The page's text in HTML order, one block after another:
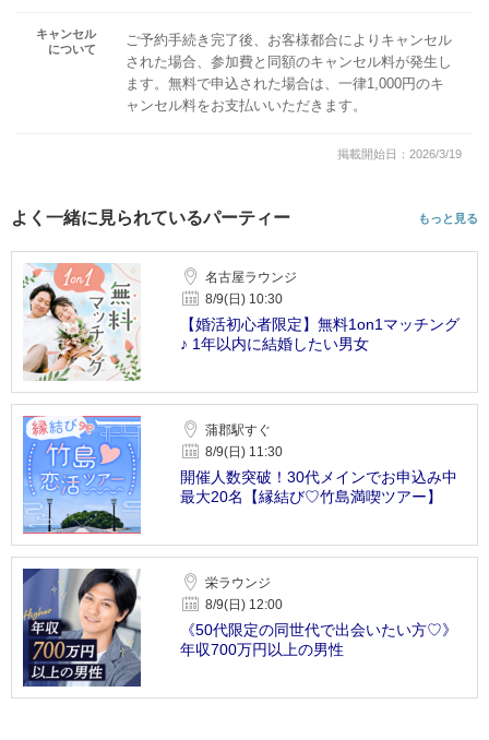
キャンセル
について
ご予約手続き完了後、お客様都合によりキャンセル
された場合、参加費と同額のキャンセル料が発生し
ます。無料で申込された場合は、一律1,000円のキ
ャンセル料をお支払いいただきます。
掲載開始日：2026/3/19
よく一緒に見られているパーティー もっと見る
名古屋ラウンジ
8/9(日) 10:30
【婚活初心者限定】無料1on1マッチング
♪ 1年以内に結婚したい男女
蒲郡駅すぐ
8/9(日) 11:30
開催人数突破！30代メインでお申込み中
最大20名【縁結び♡竹島満喫ツアー】
栄ラウンジ
8/9(日) 12:00
《50代限定の同世代で出会いたい方♡》
年収700万円以上の男性